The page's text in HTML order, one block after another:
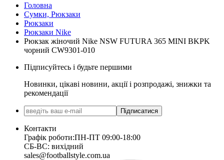
Головна
Сумки, Рюкзаки
Рюкзаки
Рюкзаки Nike
Рюкзак жіночий Nike NSW FUTURA 365 MINI BKPK
чорний CW9301-010
Підписуйтесь і будьте першими
Новинки, цікаві новини, акції і розпродажі, знижки та
рекомендації
Підписатися
Контакти
Графік роботи:ПН-ПТ 09:00-18:00
СБ-ВС: вихідний
sales@footballstyle.com.ua